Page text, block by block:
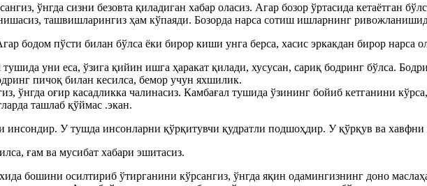
ўнгда сизни безовта қиладиган хабар оласиз. Агар бозор ўртасида кетаётган
ташвишларингиз ҳам кўпаяди. Бозорда нарса сотиш ишларнинг
бодом пўсти билан бўлса ёки бирор киши унга берса, хасис эркакдан бирор нарса
уни еса, ўзига қийин ишга ҳаракат қилади, хусусан, сариқ бодринг бўлса.
пичоқ билан кесилса, бемор учун яхшилик.
ўнгда оғир касадликка чалинасиз. Камбағал тушида ўзининг бойиб кетганини
ташлаб қўймас .экан.
инсондир. У тушда инсонларни қўрқитувчи қудратли подшоҳдир. У қўрқув ва хавфни
ғам ва мусибат хабари эшитасиз.
бошини осилтириб ўтирганини кўрсангиз, ўнгда яқин одамингизнинг доно